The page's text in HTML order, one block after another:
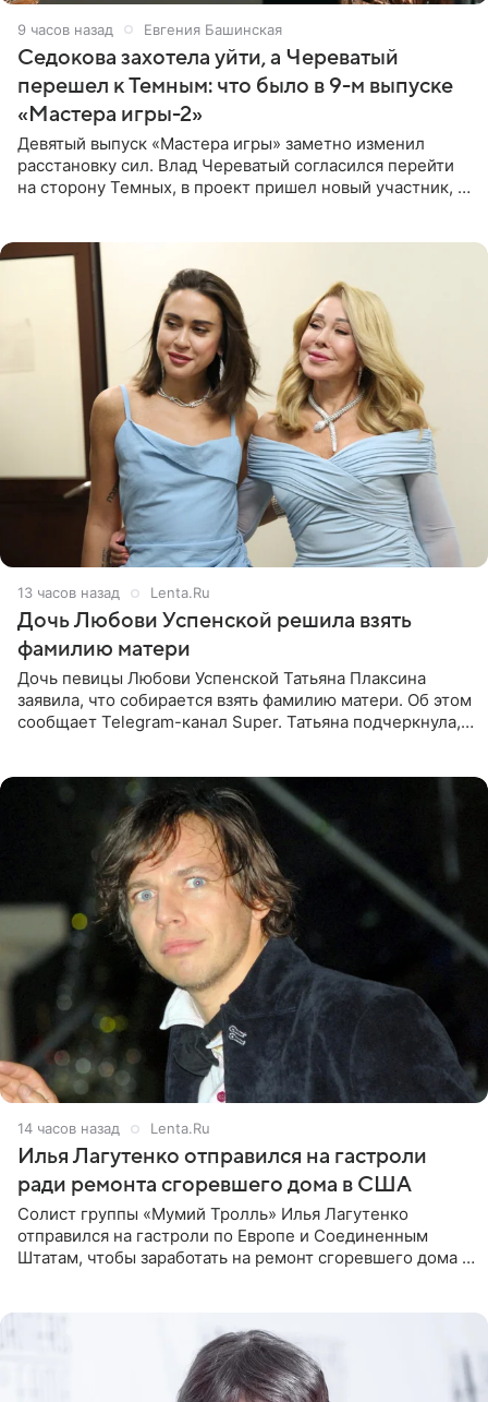
9 часов назад Евгения Башинская
Седокова захотела уйти, а Череватый
перешел к Темным: что было в 9-м выпуске
«Мастера игры-2»
Девятый выпуск «Мастера игры» заметно изменил
расстановку сил. Влад Череватый согласился перейти
на сторону Темных, в проект пришел новый участник, а
13 часов назад Lenta.Ru
Дочь Любови Успенской решила взять
фамилию матери
Дочь певицы Любови Успенской Татьяна Плаксина
заявила, что собирается взять фамилию матери. Об этом
сообщает Telegram-канал Super. Татьяна подчеркнула,
14 часов назад Lenta.Ru
Илья Лагутенко отправился на гастроли
ради ремонта сгоревшего дома в США
Солист группы «Мумий Тролль» Илья Лагутенко
отправился на гастроли по Европе и Соединенным
Штатам, чтобы заработать на ремонт сгоревшего дома в